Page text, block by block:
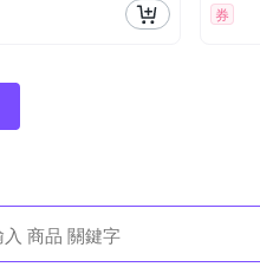
券